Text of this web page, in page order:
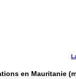
en Mauritanie